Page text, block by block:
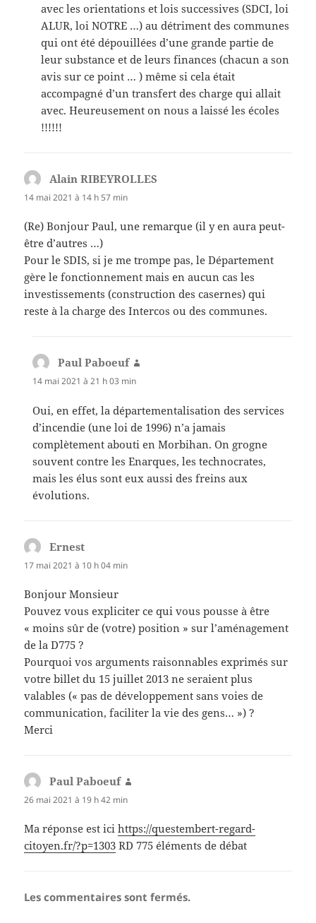
avec les orientations et lois successives (SDCI, loi
ALUR, loi NOTRE …) au détriment des communes
qui ont été dépouillées d’une grande partie de
leur substance et de leurs finances (chacun a son
avis sur ce point … ) même si cela était
accompagné d’un transfert des charge qui allait
avec. Heureusement on nous a laissé les écoles
!!!!!!
Alain RIBEYROLLES
14 mai 2021 à 14 h 57 min
(Re) Bonjour Paul, une remarque (il y en aura peut-
être d’autres …)
Pour le SDIS, si je me trompe pas, le Département
gère le fonctionnement mais en aucun cas les
investissements (construction des casernes) qui
reste à la charge des Intercos ou des communes.
Paul Paboeuf
14 mai 2021 à 21 h 03 min
Oui, en effet, la départementalisation des services
d’incendie (une loi de 1996) n’a jamais
complètement abouti en Morbihan. On grogne
souvent contre les Enarques, les technocrates,
mais les élus sont eux aussi des freins aux
évolutions.
Ernest
17 mai 2021 à 10 h 04 min
Bonjour Monsieur
Pouvez vous expliciter ce qui vous pousse à être
« moins sûr de (votre) position » sur l’aménagement
de la D775 ?
Pourquoi vos arguments raisonnables exprimés sur
votre billet du 15 juillet 2013 ne seraient plus
valables (« pas de développement sans voies de
communication, faciliter la vie des gens… ») ?
Merci
Paul Paboeuf
26 mai 2021 à 19 h 42 min
Ma réponse est icihttps://questembert-regard-
citoyen.fr/?p=1303 RD 775 éléments de débat
Les commentaires sont fermés.